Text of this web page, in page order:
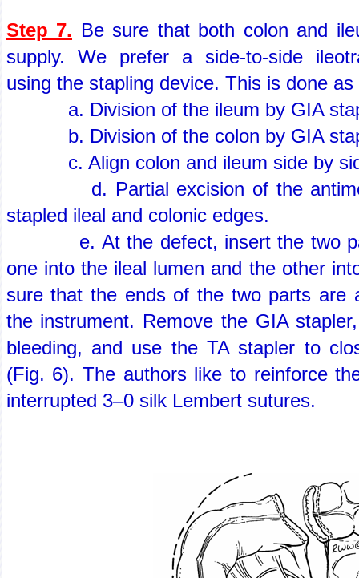
Step 7. Be sure that both colon and
supply. We prefer a side-to-side
using the stapling device. This is done as
a. Division of the ileum by GIA
b. Division of the colon by GIA
c. Align colon and ileum side by
d. Partial excision of the
stapled ileal and colonic edges.
e. At the defect, insert the two
one into the ileal lumen and the other
sure that the ends of the two parts are
the instrument. Remove the GIA
bleeding, and use the TA stapler to
(Fig. 6). The authors like to reinforce
interrupted 3–0 silk Lembert sutures.